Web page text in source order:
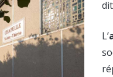
L’